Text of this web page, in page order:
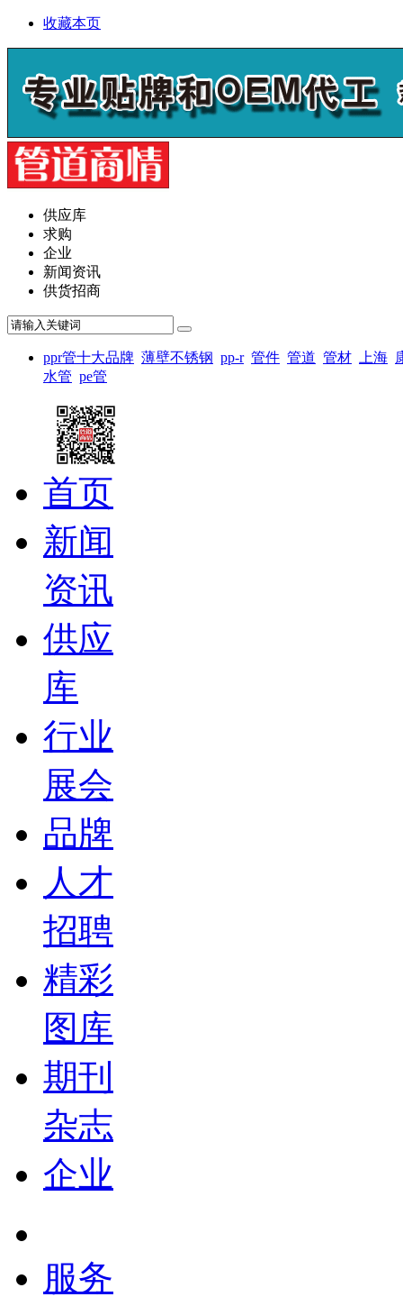
收藏本页
供应库
求购
企业
新闻资讯
供货招商
ppr管十大品牌 薄壁不锈钢 pp-r 管件 管道 管材 上海
水管 pe管
首页
新闻
资讯
供应
库
行业
展会
品牌
人才
招聘
精彩
图库
期刊
杂志
企业
服务